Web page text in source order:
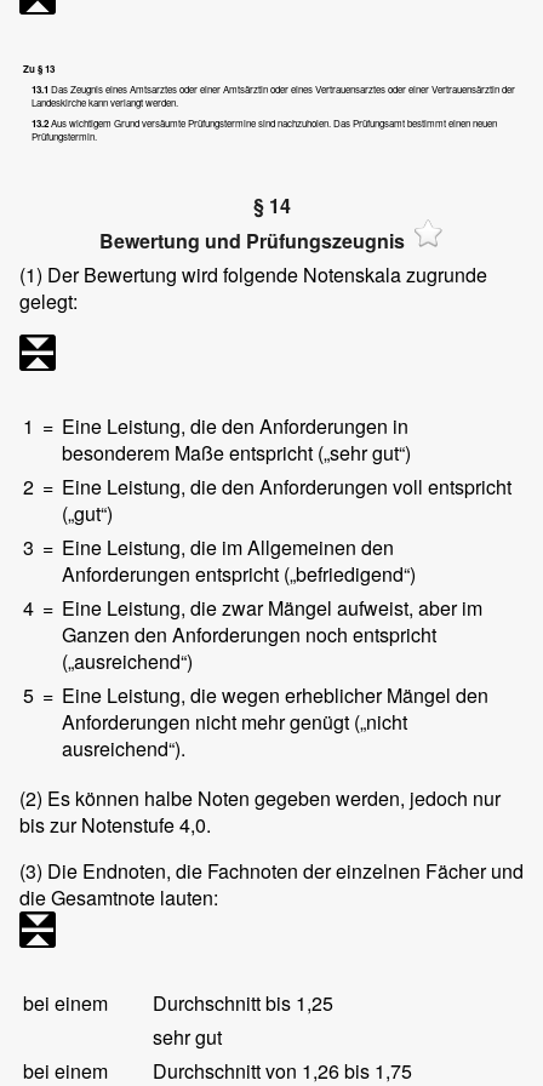
Zu § 13
13.1 Das Zeugnis eines Amtsarztes oder einer Amtsärztin oder eines Vertrauensarztes oder einer Vertrauensärztin der
Landeskirche kann verlangt werden.
13.2Aus wichtigem Grund versäumte Prüfungstermine sind nachzuholen. Das Prüfungsamt bestimmt einen neuen
Prüfungstermin.
§ 14
Bewertung und Prüfungszeugnis
(1) Der Bewertung wird folgende Notenskala zugrunde
gelegt:
1 = Eine Leistung, die den Anforderungen in
besonderem Maße entspricht („sehr gut“)
2 = Eine Leistung, die den Anforderungen voll entspricht
(„gut“)
3 = Eine Leistung, die im Allgemeinen den
Anforderungen entspricht („befriedigend“)
4 = Eine Leistung, die zwar Mängel aufweist, aber im
Ganzen den Anforderungen noch entspricht
(„ausreichend“)
5 = Eine Leistung, die wegen erheblicher Mängel den
Anforderungen nicht mehr genügt („nicht
ausreichend“).
(2) Es können halbe Noten gegeben werden, jedoch nur
bis zur Notenstufe 4,0.
(3) Die Endnoten, die Fachnoten der einzelnen Fächer und
die Gesamtnote lauten:
bei einem
Durchschnitt bis 1,25
sehr gut
bei einem
Durchschnitt von 1,26 bis 1,75